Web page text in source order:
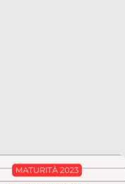
la nostra vita